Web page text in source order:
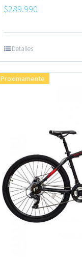
$289.990
Detalles
Proximamente